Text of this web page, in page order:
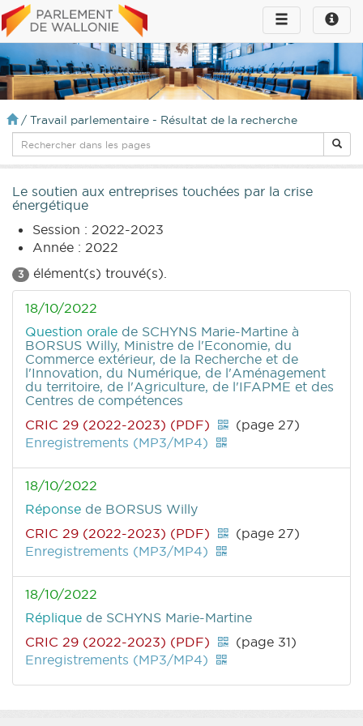
Toggle
infos
Toggle
navigation
/ Travail parlementaire - Résultat de la recherche
Le soutien aux entreprises touchées par la crise
énergétique
Session : 2022-2023
Année : 2022
3 élément(s) trouvé(s).
18/10/2022
Question orale de SCHYNS Marie-Martine à
BORSUS Willy, Ministre de l'Economie, du
Commerce extérieur, de la Recherche et de
l'Innovation, du Numérique, de l'Aménagement
du territoire, de l'Agriculture, de l'IFAPME et des
Centres de compétences
CRIC 29 (2022-2023) (PDF)
(page 27)
Enregistrements (MP3/MP4)
18/10/2022
Réponse de BORSUS Willy
CRIC 29 (2022-2023) (PDF)
(page 27)
Enregistrements (MP3/MP4)
18/10/2022
Réplique de SCHYNS Marie-Martine
CRIC 29 (2022-2023) (PDF)
(page 31)
Enregistrements (MP3/MP4)